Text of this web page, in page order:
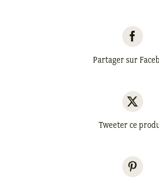
Partager sur
Tweeter ce